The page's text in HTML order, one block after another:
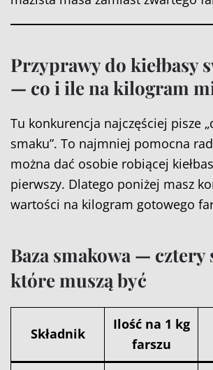
Przyprawy do kiełbasy
— co i ile na kilogram
Tu konkurencja najczęściej pisze
smaku”. To najmniej pomocna
można dać osobie robiącej
pierwszy. Dlatego poniżej masz
wartości na kilogram gotowego
Baza smakowa — cztery
które muszą być
Składnik
Ilość na 1 kg
farszu